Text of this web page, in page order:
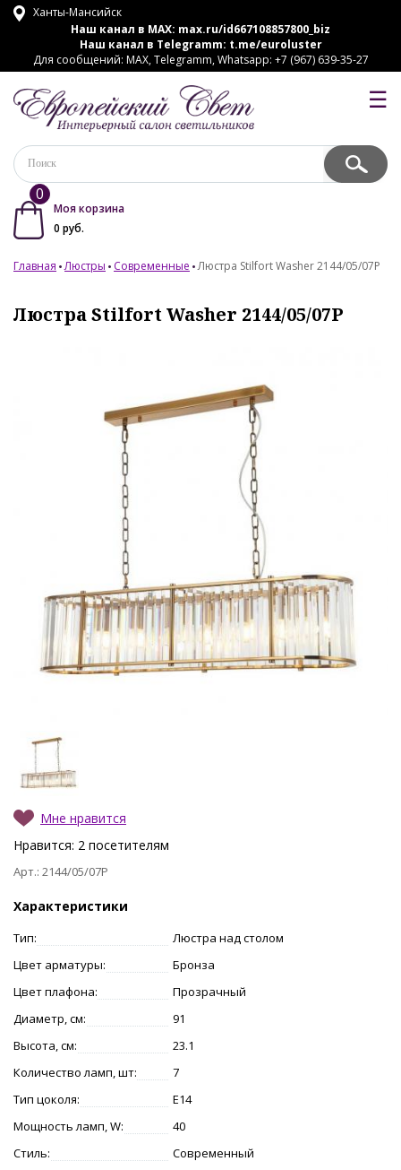
Ханты-Мансийск
Наш канал в MAX: max.ru/id667108857800_biz
Наш канал в Telegramm: t.me/euroluster
Для сообщений: MAX, Telegramm, Whatsapp: +7 (967) 639-35-27
☰
0
Моя корзина
0 руб.
Главная Люстры Современные Люстра Stilfort Washer 2144/05/07P
Люстра Stilfort Washer 2144/05/07P
Мне нравится
Нравится: 2 посетителям
Арт.: 2144/05/07P
Характеристики
Тип:
Люстра над столом
Цвет арматуры:
Бронза
Цвет плафона:
Прозрачный
Диаметр, см:
91
Высота, см:
23.1
Количество ламп, шт:
7
Тип цоколя:
E14
Мощность ламп, W:
40
Стиль:
Современный